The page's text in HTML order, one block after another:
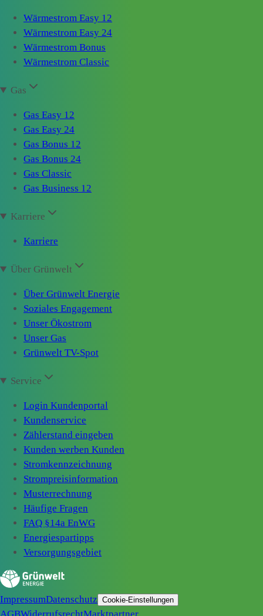
Wärmestrom Easy 12
Wärmestrom Easy 24
Wärmestrom Bonus
Wärmestrom Classic
Gas
Gas Easy 12
Gas Easy 24
Gas Bonus 12
Gas Bonus 24
Gas Classic
Gas Business 12
Karriere
Karriere
Über Grünwelt
Über Grünwelt Energie
Soziales Engagement
Unser Ökostrom
Unser Gas
Grünwelt TV-Spot
Service
Login Kundenportal
Kundenservice
Zählerstand eingeben
Kunden werben Kunden
Stromkennzeichnung
Strompreisinformation
Musterrechnung
Häufige Fragen
FAQ §14a EnWG
Energiespartipps
Versorgungsgebiet
ImpressumDatenschutz Cookie-Einstellungen